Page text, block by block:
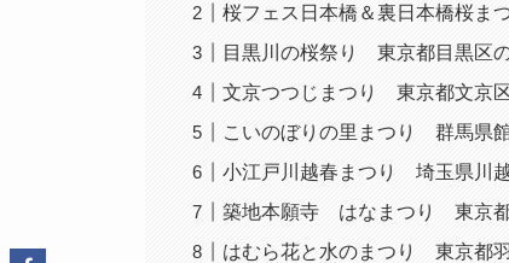
桜フェス日本橋＆裏日本橋桜ま
目黒川の桜祭り 東京都目黒区
文京つつじまつり 東京都文京
こいのぼりの里まつり 群馬県
小江戸川越春まつり 埼玉県川
築地本願寺 はなまつり 東京都
はむら花と水のまつり 東京都